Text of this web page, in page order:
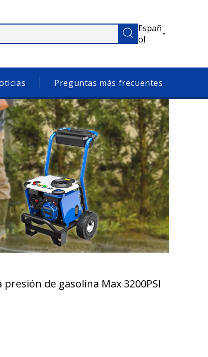
Españ
ol
Preguntas más frecuentes
presión de gasolina Max 3200PSI